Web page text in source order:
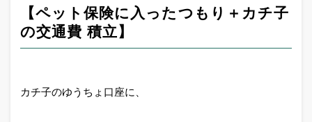
【ペット保険に入ったつもり＋カチ子
の交通費 積立 】
カチ子のゆうちょ口座に、